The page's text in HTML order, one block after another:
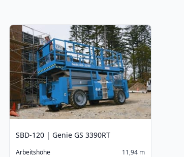
SBD-120 | Genie GS 3390RT
Arbeitshöhe
11,94 m